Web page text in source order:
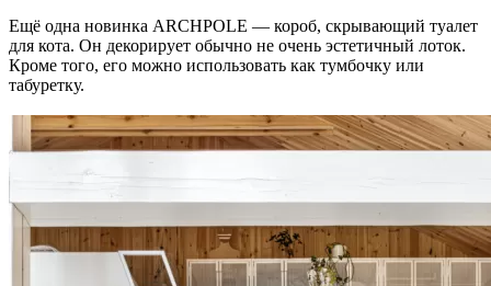
Ещё одна новинка ARCHPOLE — короб, скрывающий туалет
для кота. Он декорирует обычно не очень эстетичный лоток.
Кроме того, его можно использовать как тумбочку или
табуретку.